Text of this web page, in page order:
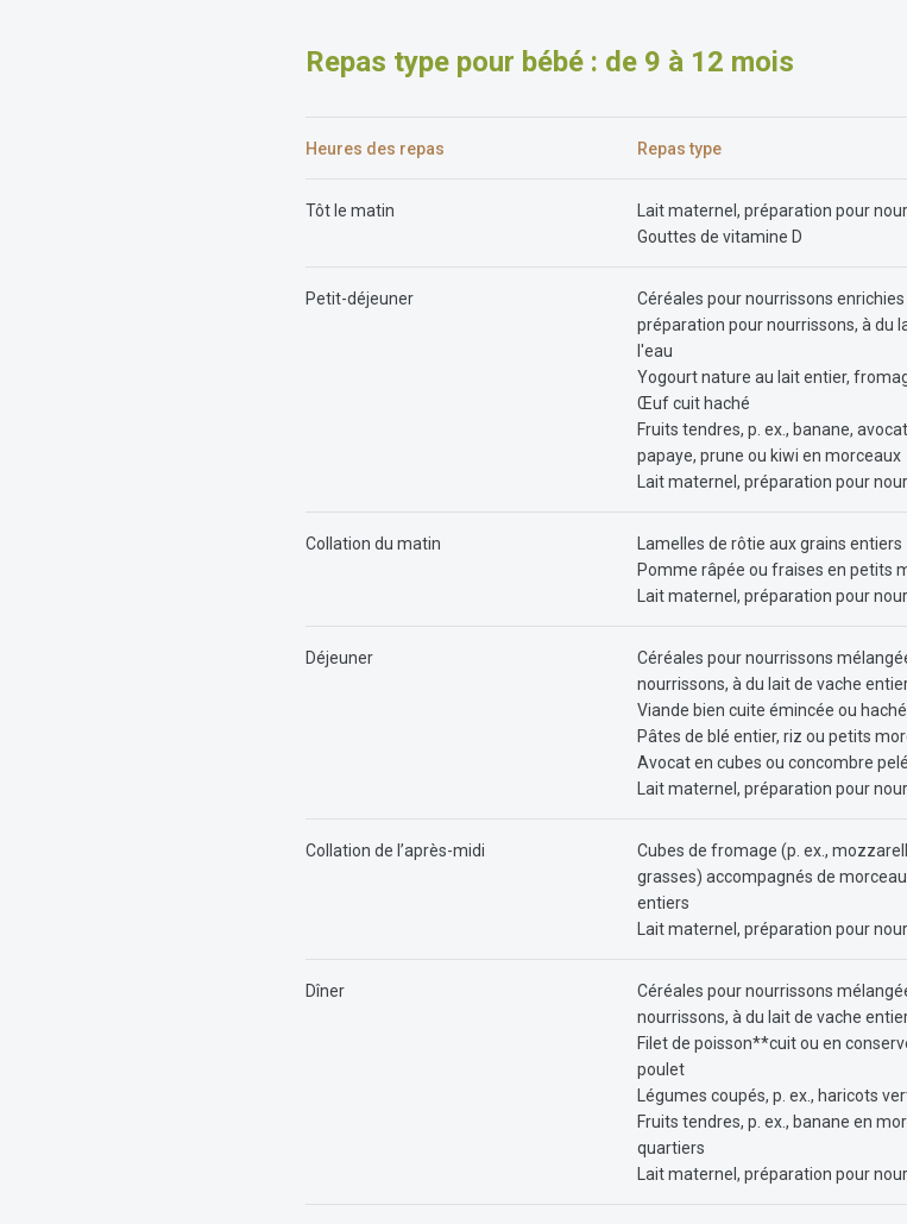
Repas type pour bébé : de 9 à 12 mois
Heures des repas Repas type
Tôt le matin
Lait maternel, préparation pour
Gouttes de vitamine D
Petit-déjeuner
Céréales pour nourrissons
préparation pour nourrissons, à du
l'eau
Yogourt nature au lait entier,
Œuf cuit haché
Fruits tendres, p. ex., banane,
papaye, prune ou kiwi en morceaux
Lait maternel, préparation pour
Collation du matin
Lamelles de rôtie aux grains entiers
Pomme râpée ou fraises en petits
Lait maternel, préparation pour
Déjeuner
Céréales pour nourrissons
nourrissons, à du lait de vache
Viande bien cuite émincée ou
Pâtes de blé entier, riz ou petits
Avocat en cubes ou concombre
Lait maternel, préparation pour
Collation de l’après-midi
Cubes de fromage (p. ex.,
grasses) accompagnés de
entiers
Lait maternel, préparation pour
Dîner
Céréales pour nourrissons
nourrissons, à du lait de vache
Filet de poisson**cuit ou en
poulet
Légumes coupés, p. ex., haricots
Fruits tendres, p. ex., banane en
quartiers
Lait maternel, préparation pour